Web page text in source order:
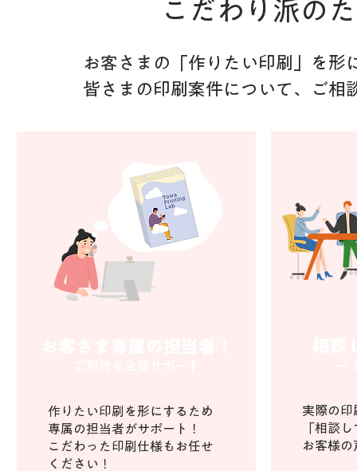
こだわり派の
お客さまの「作りたい印刷」を形
皆さまの印刷案件について、ご相
作りたい印刷を形にするため
専属の担当者がサポート！
こだわった印刷仕様もお任せ
ください！
実際の印
「相談
お客様の